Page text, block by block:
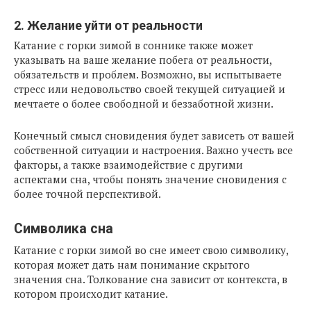
2. Желание уйти от реальности
Катание с горки зимой в соннике также может
указывать на ваше желание побега от реальности,
обязательств и проблем. Возможно, вы испытываете
стресс или недовольство своей текущей ситуацией и
мечтаете о более свободной и беззаботной жизни.
Конечный смысл сновидения будет зависеть от вашей
собственной ситуации и настроения. Важно учесть все
факторы, а также взаимодействие с другими
аспектами сна, чтобы понять значение сновидения с
более точной перспективой.
Символика сна
Катание с горки зимой во сне имеет свою символику,
которая может дать нам понимание скрытого
значения сна. Толкование сна зависит от контекста, в
котором происходит катание.